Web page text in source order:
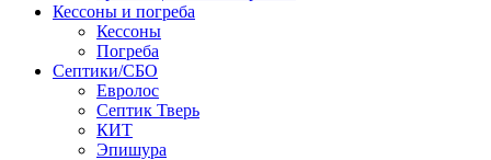
Кессоны и погреба
Кессоны
Погреба
Септики/СБО
Евролос
Септик Тверь
КИТ
Эпишура